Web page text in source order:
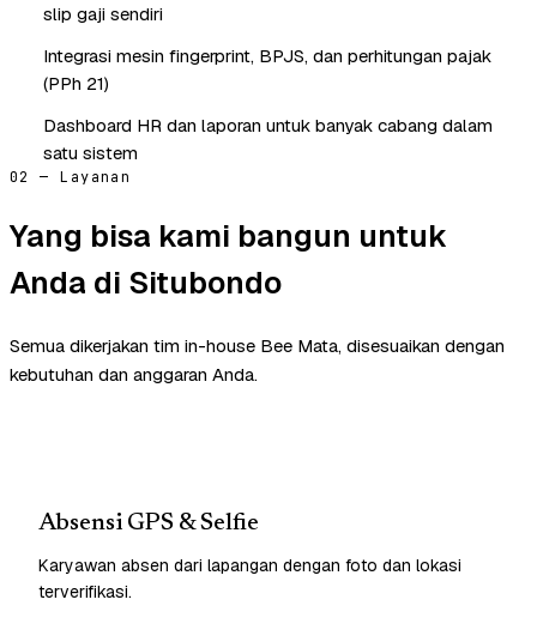
slip gaji sendiri
Integrasi mesin fingerprint, BPJS, dan perhitungan pajak
(PPh 21)
Dashboard HR dan laporan untuk banyak cabang dalam
satu sistem
02 — Layanan
Yang bisa kami bangun untuk
Anda di Situbondo
Semua dikerjakan tim in-house Bee Mata, disesuaikan dengan
kebutuhan dan anggaran Anda.
Absensi GPS & Selfie
Karyawan absen dari lapangan dengan foto dan lokasi
terverifikasi.